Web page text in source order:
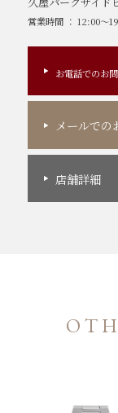
営業時間 ： 12:00～
お電話でのお
メールでの
店舗詳細